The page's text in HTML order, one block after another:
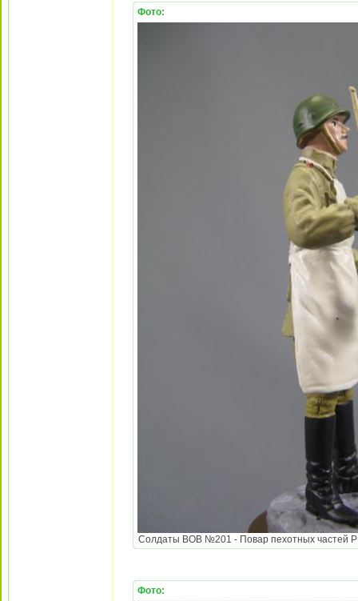
Фото:
Солдаты ВОВ №201 - Повар пехотных частей
Фото: